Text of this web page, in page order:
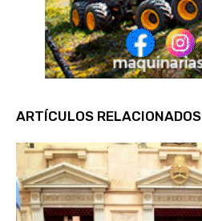
ARTÍCULOS RELACIONADOS